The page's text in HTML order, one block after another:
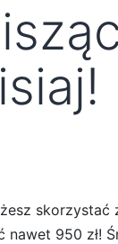
950